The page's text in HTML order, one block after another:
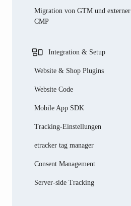
Migration von GTM und externer
CMP
Integration & Setup
Website & Shop Plugins
Shopware
Typo3
Shopify
PrestaShop
Drupal
JTL
Website Code
Basis-Integration
Tracking Code Parameter
Single-Page Applications
Mobile App SDK
Tracking-Einstellungen
Account-Einstellungen
Datenfilter
Automatische Erfassung
etracker tag manager
etracker Tagging ergänzen
Einbinden von Drittanbieter-
Consent Management
etracker consent manager
Server-side Tracking